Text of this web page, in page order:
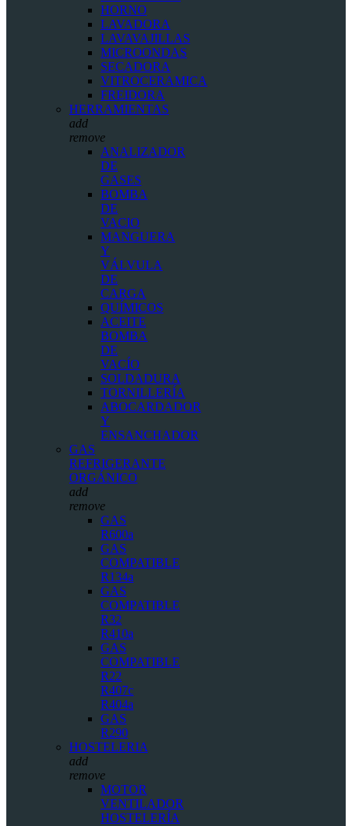
HORNO
LAVADORA
LAVAVAJILLAS
MICROONDAS
SECADORA
VITROCERAMICA
FREIDORA
HERRAMIENTAS
add
remove
ANALIZADOR
DE
GASES
BOMBA
DE
VACIO
MANGUERA
Y
VÁLVULA
DE
CARGA
QUÍMICOS
ACEITE
BOMBA
DE
VACÍO
SOLDADURA
TORNILLERÍA
ABOCARDADOR
Y
ENSANCHADOR
GAS
REFRIGERANTE
ORGÁNICO
add
remove
GAS
R600a
GAS
COMPATIBLE
R134a
GAS
COMPATIBLE
R32
R410a
GAS
COMPATIBLE
R22
R407c
R404a
GAS
R290
HOSTELERIA
add
remove
MOTOR
VENTILADOR
HOSTELERÍA